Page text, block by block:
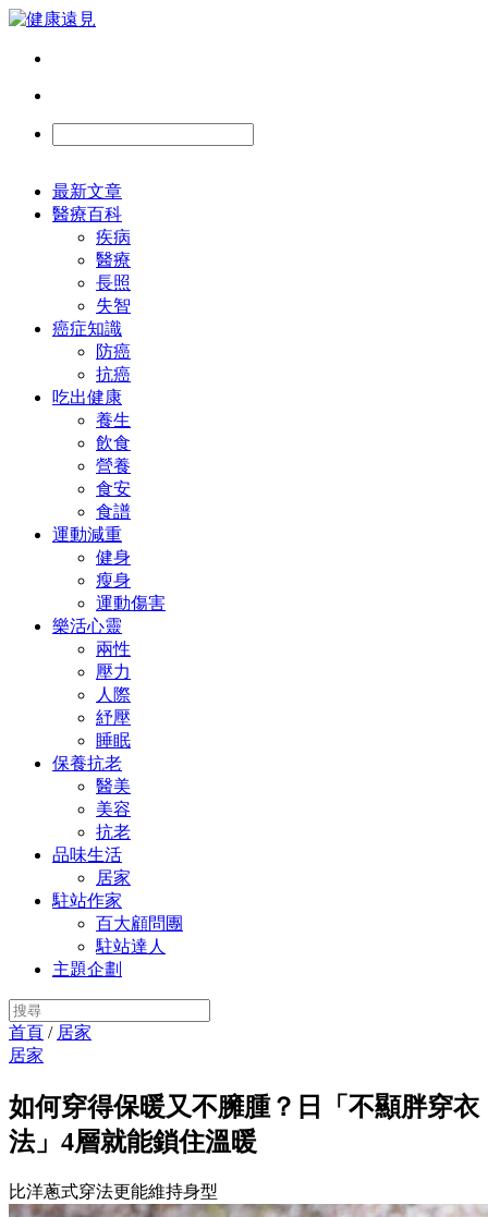
最新文章
醫療百科
疾病
醫療
長照
失智
癌症知識
防癌
抗癌
吃出健康
養生
飲食
營養
食安
食譜
運動減重
健身
瘦身
運動傷害
樂活心靈
兩性
壓力
人際
紓壓
睡眠
保養抗老
醫美
美容
抗老
品味生活
居家
駐站作家
百大顧問團
駐站達人
主題企劃
首頁 / 居家
居家
如何穿得保暖又不臃腫？日「不顯胖穿衣
法」4層就能鎖住溫暖
比洋蔥式穿法更能維持身型